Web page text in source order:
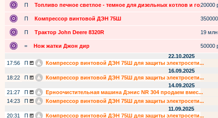
П Топливо печное светлое - темное для дизельных котлов и горелок
20000
П Компрессор винтовой ДЭН 75Ш
П Трактор John Deere 8320R 19
= Нож жатки Джон дир
50000
22.10.2025
17:56
П
Компрессор винтовой ДЭН 75Ш для защиты электросети...
16.09.2025
18:22
П
Компрессор винтовой ДЭН 75Ш для защиты электросети...
14.09.2025
21:27
П
Ерноочистительная машина Дэнис NR 304 продаем вмес...
14:23
П
Компрессор винтовой ДЭН 75Ш для защиты электросети...
11.09.2025
20:31
П
Компрессор винтовой ДЭН 75Ш для защиты электросети...